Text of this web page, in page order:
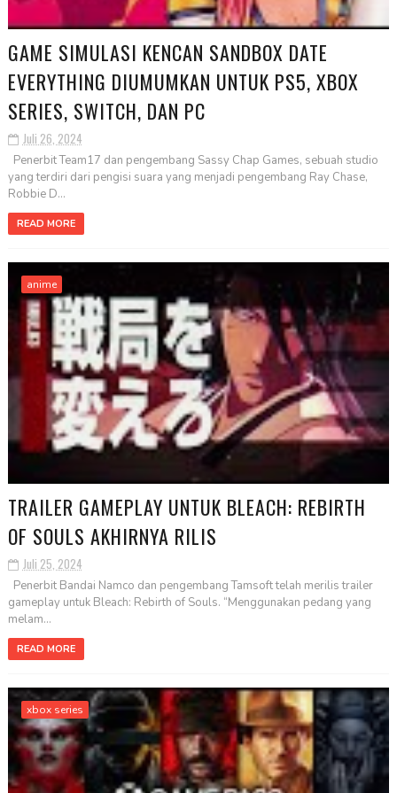
GAME SIMULASI KENCAN SANDBOX DATE
EVERYTHING DIUMUMKAN UNTUK PS5, XBOX
SERIES, SWITCH, DAN PC
Juli 26, 2024
Penerbit Team17 dan pengembang Sassy Chap Games, sebuah studio
yang terdiri dari pengisi suara yang menjadi pengembang Ray Chase,
Robbie D...
READ MORE
anime
TRAILER GAMEPLAY UNTUK BLEACH: REBIRTH
OF SOULS AKHIRNYA RILIS
Juli 25, 2024
Penerbit Bandai Namco dan pengembang Tamsoft telah merilis trailer
gameplay untuk Bleach: Rebirth of Souls. “Menggunakan pedang yang
melam...
READ MORE
xbox series